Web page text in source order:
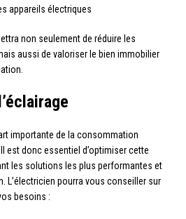
appareils électriques
non seulement de réduire les
aussi de valoriser le bien immobilier
importante de la consommation
est donc essentiel d’optimiser cette
les solutions les plus performantes et
L’électricien pourra vous conseiller sur
besoins :